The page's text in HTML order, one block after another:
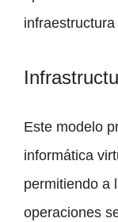
Este modelo
informática
permitiendo a
operaciones